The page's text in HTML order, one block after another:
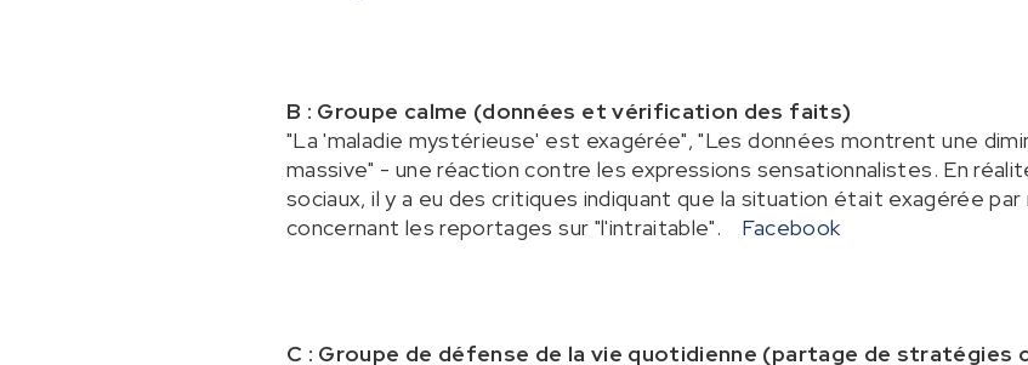
B : Groupe calme (données et vérification des faits)
"La 'maladie mystérieuse' est exagérée", "Les données montrent une
massive" - une réaction contre les expressions sensationnalistes. En
sociaux, il y a eu des critiques indiquant que la situation était exagérée
concernant les reportages sur "l'intraitable".
Facebook
C : Groupe de défense de la vie quotidienne (partage de stratégies